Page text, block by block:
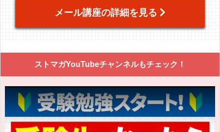
メール講座の詳細を見る
ストマガYouTubeチャンネルもチェック！